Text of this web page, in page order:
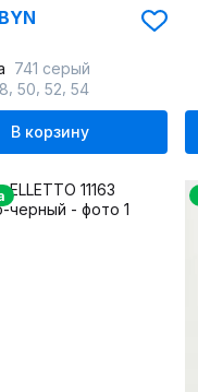
741 серый
50 52 54
В корзину